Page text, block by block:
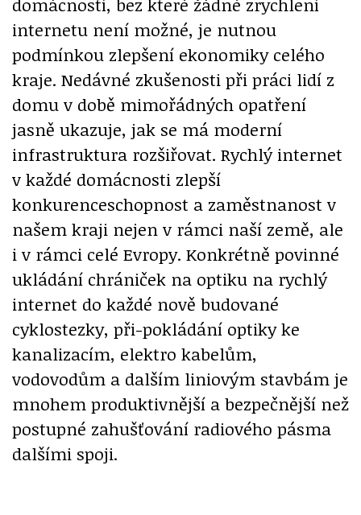
internetu není možné, je nutnou
podmínkou zlepšení ekonomiky celého
kraje. Nedávné zkušenosti při práci lidí z
domu v době mimořádných opatření
jasně ukazuje, jak se má moderní
infrastruktura rozšiřovat. Rychlý internet
v každé domácnosti zlepší
konkurenceschopnost a zaměstnanost v
našem kraji nejen v rámci naší země, ale
i v rámci celé Evropy. Konkrétně povinné
ukládání chrániček na optiku na rychlý
internet do každé nově budované
cyklostezky, při-pokládání optiky ke
kanalizacím, elektro kabelům,
vodovodům a dalším liniovým stavbám je
mnohem produktivnější a bezpečnější než
postupné zahušťování radiového pásma
dalšími spoji.